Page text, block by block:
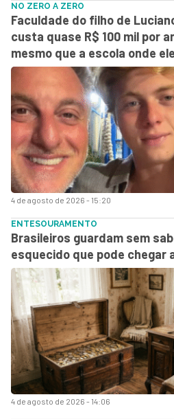
4 de agosto de 2026 - 15:20
NO ZERO A ZERO
Faculdade do filho de
custa quase R$ 100 mil por
mesmo que a escola onde
4 de agosto de 2026 - 14:06
ENTESOURAMENTO
Brasileiros guardam sem
esquecido que pode chegar